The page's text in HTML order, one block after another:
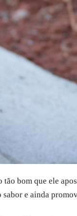
bom que ele
e ainda